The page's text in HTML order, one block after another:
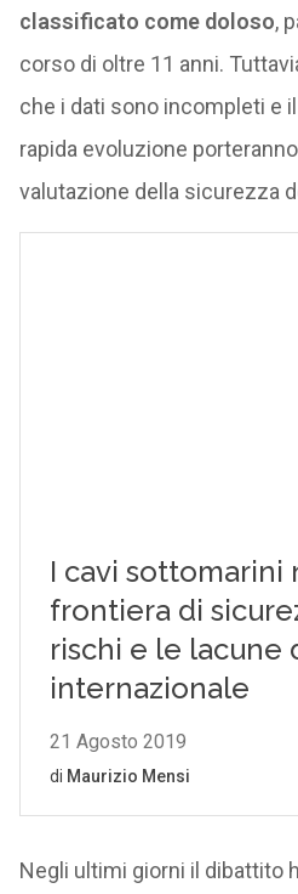
classificato come doloso,
corso di oltre 11 anni.
che i dati sono incompleti e
rapida evoluzione
valutazione della sicurezza
Negli ultimi giorni il dibattito